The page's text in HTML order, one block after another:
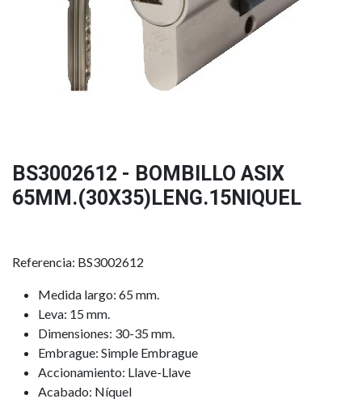
BS3002612 - BOMBILLO ASIX
65MM.(30X35)LENG.15NIQUEL
Referencia: BS3002612
Medida largo: 65 mm.
Leva: 15 mm.
Dimensiones: 30-35 mm.
Embrague: Simple Embrague
Accionamiento: Llave-Llave
Acabado: Níquel